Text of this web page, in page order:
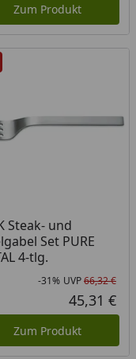
Zum Produkt
Preis
Steak- und
Set PURE
4-tlg.
-31% UVP66,32 €
45,31 €
Zum Produkt